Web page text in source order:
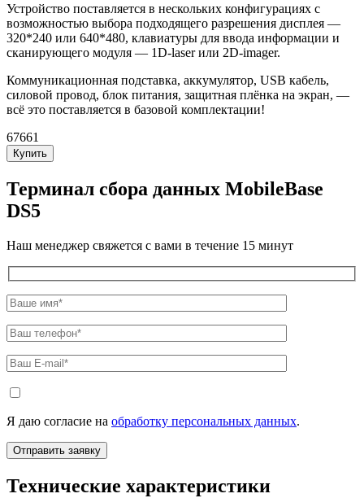
Устройство поставляется в нескольких конфигурациях с
возможностью выбора подходящего разрешения дисплея —
320*240 или 640*480, клавиатуры для ввода информации и
сканирующего модуля — 1D-laser или 2D-imager.
Коммуникационная подставка, аккумулятор, USB кабель,
силовой провод, блок питания, защитная плёнка на экран, —
всё это поставляется в базовой комплектации!
67661
Купить
Терминал сбора данных MobileBase
DS5
Наш менеджер свяжется с вами в течение 15 минут
Я даю согласие на обработку персональных данных.
Технические характеристики